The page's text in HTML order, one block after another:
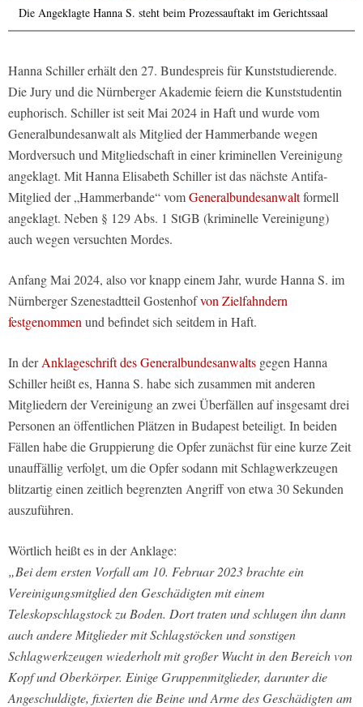
Die Angeklagte Hanna S. steht beim Prozessauftakt im Gerichtssaal
Hanna Schiller erhält den 27. Bundespreis für Kunststudierende.
Die Jury und die Nürnberger Akademie feiern die Kunststudentin
euphorisch. Schiller ist seit Mai 2024 in Haft und wurde vom
Generalbundesanwalt als Mitglied der Hammerbande wegen
Mordversuch und Mitgliedschaft in einer kriminellen Vereinigung
angeklagt. Mit Hanna Elisabeth Schiller ist das nächste Antifa-
Mitglied der „Hammerbande“ vomGeneralbundesanwaltformell
angeklagt. Neben § 129 Abs. 1 StGB (kriminelle Vereinigung)
auch wegen versuchten Mordes.
Anfang Mai 2024, also vor knapp einem Jahr, wurde Hanna S. im
Nürnberger Szenestadtteil Gostenhofvon Zielfahndern
festgenommen und befindet sich seitdem in Haft.
In derAnklageschrift des Generalbundesanwalts gegen Hanna
Schiller heißt es, Hanna S. habe sich zusammen mit anderen
Mitgliedern der Vereinigung an zwei Überfällen auf insgesamt drei
Personen an öffentlichen Plätzen in Budapest beteiligt. In beiden
Fällen habe die Gruppierung die Opfer zunächst für eine kurze Zeit
unauffällig verfolgt, um die Opfer sodann mit Schlagwerkzeugen
blitzartig einen zeitlich begrenzten Angriff von etwa 30 Sekunden
auszuführen.
Wörtlich heißt es in der Anklage:
„Bei dem ersten Vorfall am 10. Februar 2023 brachte ein
Vereinigungsmitglied den Geschädigten mit einem
Teleskopschlagstock zu Boden. Dort traten und schlugen ihn dann
auch andere Mitglieder mit Schlagstöcken und sonstigen
Schlagwerkzeugen wiederholt mit großer Wucht in den Bereich von
Kopf und Oberkörper. Einige Gruppenmitglieder, darunter die
Angeschuldigte, fixierten die Beine und Arme des Geschädigten am